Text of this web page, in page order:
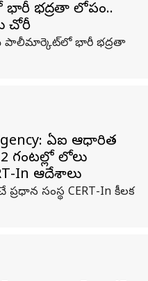
భారీ భద్రతా లోపం..
చోరీ
పాలీమార్కెట్‌లో భారీ భద్రతా
ఏఐ ఆధారిత
లోపాలు
In ఆదేశాలు
సంస్థ CERT-In కీలక